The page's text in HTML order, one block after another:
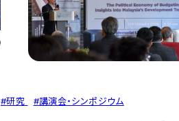
#研究 #講演会・シンポジウム